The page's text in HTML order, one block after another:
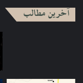
آخرین مطالب